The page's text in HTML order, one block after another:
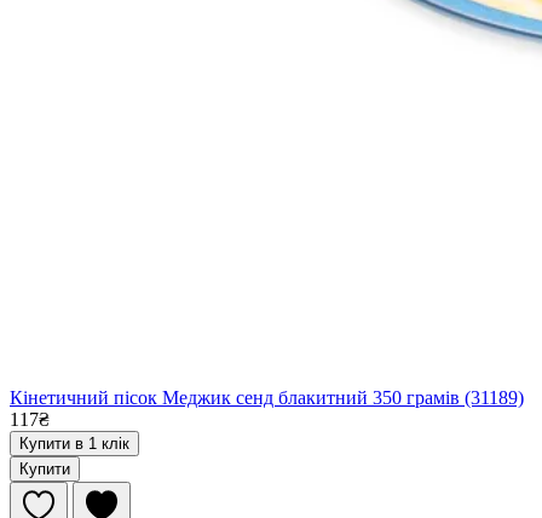
Кінетичний пісок Меджик сенд блакитний 350 грамів (31189)
117₴
Купити в 1 клік
Купити